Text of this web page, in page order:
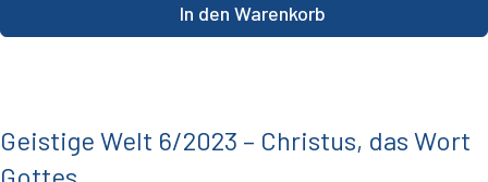
In den Warenkorb
Geistige Welt 6/2023 – Christus, das Wort